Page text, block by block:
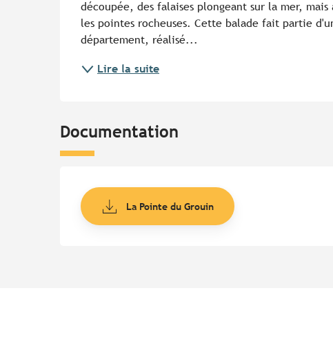
découpée, des falaises plongeant sur la mer,
les pointes rocheuses. Cette balade fait partie
département, réalisé...
Lire la suite
Documentation
La Pointe du Grouin